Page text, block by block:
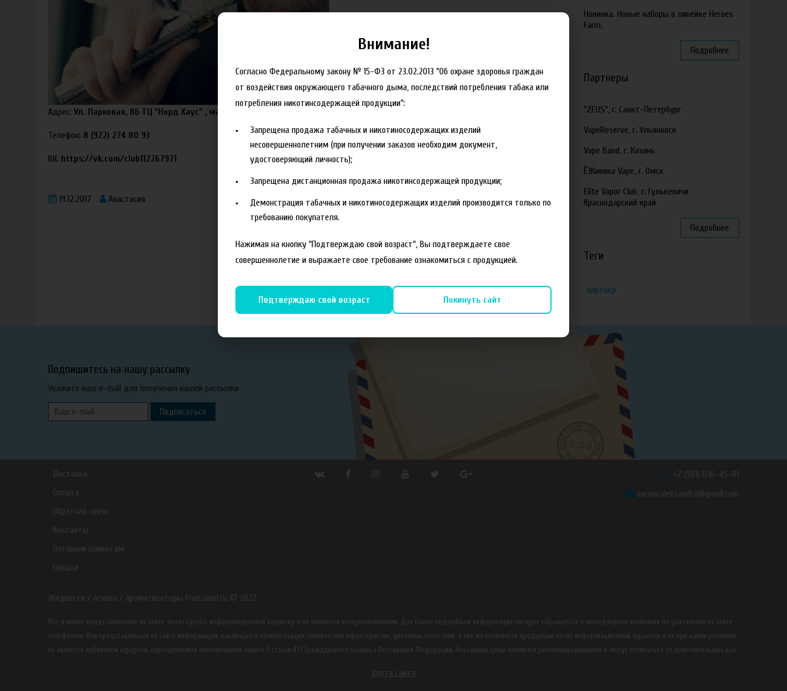
Адрес: Ул. Парковая, 8Б ТЦ "Норд Хаус" , магазин "Экспедиция"
Телефон: 8 (922) 274 80 93
ВК: https://vk.com/club112267971
19.12.2017 Анастасия
Новинка. Новые наборы в линейке Heroes
Farm.
Подробнее
Партнеры
"ZEUS", г. Санкт-Петербург
VapeReserve, г. Ульяновск
Vape Band, г. Казань
ЁЖивика Vape, г. Омск
Elite Vapor Club, г. Гулькевичи
Краснодарский край
Подробнее
Теги
партнер
Подпишитесь на нашу рассылку
Укажите ваш e-mail для получения нашей рассылки
Подписаться
Доставка
Оплата
Обратная связь
Контакты
Оптовым клиентам
Скидки
+7 (981) 036-45-81
aurum.aleksandra@gmail.com
Жидкости / основа / ароматизаторы fruitcloud.ru © 2022
Все данные, представленные на сайте, носят сугубо информационный характер и не являются исчерпывающими. Для более подробной информации следует обращаться к менеджерам компании по указанным на сайте
телефонам. Вся представленная на сайте информация, касающаяся комплектации, технических характеристик, цветовых сочетаний, а так же стоимости продукции носит информационный характер и ни при каких условиях
не является публичной офертой, определяемой положениями пункта 2 статьи 437 Гражданского Кодекса Российской Федерации. Указанные цены являются рекомендованными и могут отличаться от действительных цен.
Карта сайта
Внимание!
Согласно Федеральному закону № 15-ФЗ от 23.02.2013 "Об охране здоровья граждан
от воздействия окружающего табачного дыма, последствий потребления табака или
потребления никотинсодержащей продукции":
Запрещена продажа табачных и никотиносодержащих изделий
несовершеннолетним (при получении заказов необходим документ,
удостоверяющий личность);
Запрещена дистанционная продажа никотинсодержащей продукции;
Демонстрация табачных и никотиносодержащих изделий производится только по
требованию покупателя.
Нажимая на кнопку "Подтверждаю свой возраст", Вы подтверждаете свое
совершеннолетие и выражаете свое требование ознакомиться с продукцией.
Подтверждаю свой возраст Покинуть сайт